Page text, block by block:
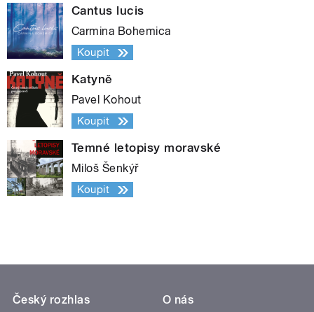
Cantus lucis
Carmina Bohemica
Koupit
Katyně
Pavel Kohout
Koupit
Temné letopisy moravské
Miloš Šenkýř
Koupit
Český rozhlas
O nás